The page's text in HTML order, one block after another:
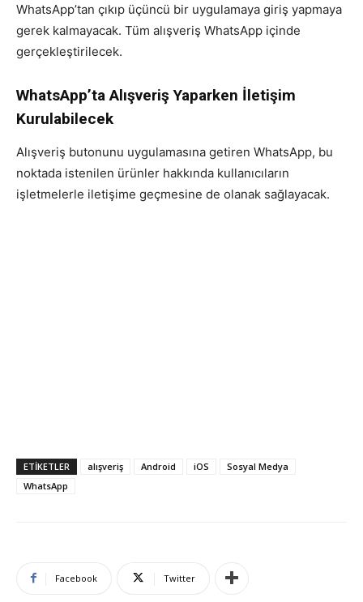
WhatsApp’tan çıkıp üçüncü bir uygulamaya giriş yapmaya
gerek kalmayacak. Tüm alışveriş WhatsApp içinde
gerçekleştirilecek.
WhatsApp’ta Alışveriş Yaparken İletişim
Kurulabilecek
Alışveriş butonunu uygulamasına getiren WhatsApp, bu
noktada istenilen ürünler hakkında kullanıcıların
işletmelerle iletişime geçmesine de olanak sağlayacak.
ETIKETLER alışveriş Android iOS
Sosyal Medya
WhatsApp
Facebook Twitter